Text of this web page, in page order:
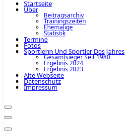
Startseite
Über
Beitragsarchiv
Trainingszeiten
Ehemalige
Statistik
Termine
Fotos
Sportlerin Und Sportler Des Jahres
Gesamtsieger Seit 1980
Ergebnis 2024
Ergebnis 2023
Alte Webseite
Datenschutz
Impressum